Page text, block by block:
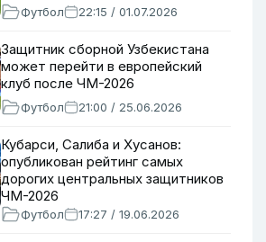
Футбол 22:15 / 01.07.2026
Защитник сборной Узбекистана
может перейти в европейский
клуб после ЧМ-2026
Футбол 21:00 / 25.06.2026
Кубарси, Салиба и Хусанов:
опубликован рейтинг самых
дорогих центральных защитников
ЧМ-2026
Футбол 17:27 / 19.06.2026